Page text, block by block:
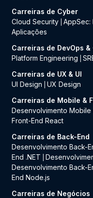
Carreiras de Cyber
Cloud Security AppSec:
Aplicações
Carreiras de DevOps &
Platform Engineering
Carreiras de UX & UI
UI Design
UX Design
Carreiras de Mobile &
Desenvolvimento Mobile
Front-End React
Carreiras de Back-End
Desenvolvimento Back-
End .NET
Desenvolvimento Back-
End Node.js
Carreiras de Negócios